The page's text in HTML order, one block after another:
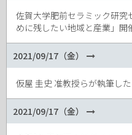
佐賀大学肥前セラミック研
めに残したい地域と産業」開
2021/09/17（金）
仮屋 圭史 准教授らが執筆し
2021/09/17（金）